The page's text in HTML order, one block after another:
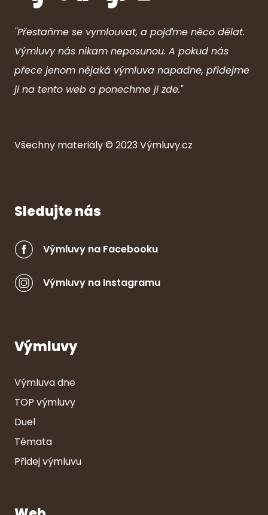
"Přestaňme se vymlouvat, a pojďme něco dělat.
Výmluvy nás nikam neposunou. A pokud nás
přece jenom nějaká výmluva napadne, přidejme
ji na tento web a ponechme ji zde."
Všechny materiály © 2023Výmluvy.cz
Sledujte nás
Výmluvy na Facebooku
Výmluvy na Instagramu
Výmluvy
Výmluva dne
TOP výmluvy
Duel
Témata
Přidej výmluvu